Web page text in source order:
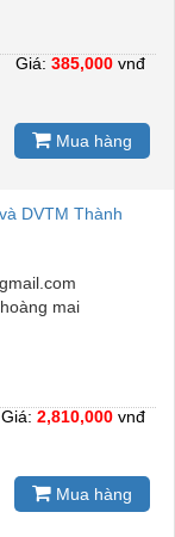
Giá: 385,000 vnđ
Mua hàng
DVTM Thành
mai
Giá: 2,810,000 vnđ
Mua hàng